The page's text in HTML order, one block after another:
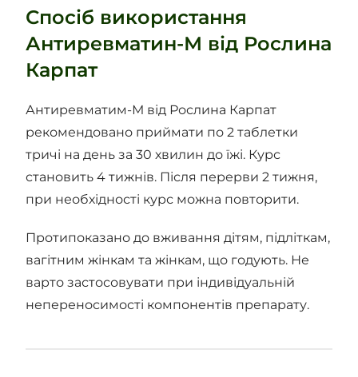
Спосіб використання
Антиревматин-М від Рослина
Карпат
Антиревматим-М від Рослина Карпат
рекомендовано приймати по 2 таблетки
тричі на день за 30 хвилин до їжі. Курс
становить 4 тижнів. Після перерви 2 тижня,
при необхідності курс можна повторити.
Протипоказано до вживання дітям, підліткам,
вагітним жінкам та жінкам, що годують. Не
варто застосовувати при індивідуальній
непереносимості компонентів препарату.